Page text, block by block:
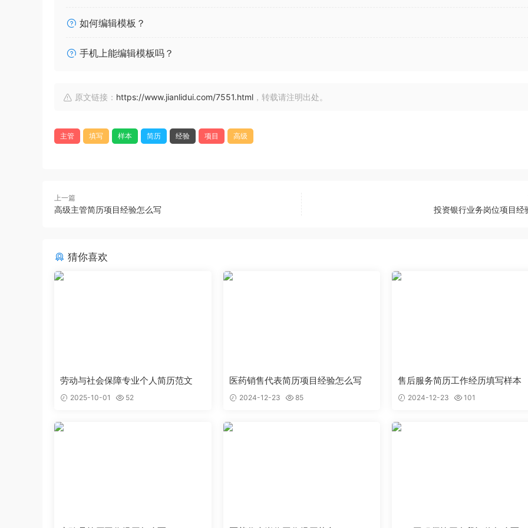
如何编辑模板？
手机上能编辑模板吗？
原文链接： https://www.jianlidui.com/7551.html ，转载请注明出处。
主管 填写 样本 简历 经验 项目 高级
上一篇
高级主管简历项目经验怎么写 投资银行业务岗位项目经
猜你喜欢
劳动与社会保障专业个人简历范文
2025-10-01 52
医药销售代表简历项目经验怎么写
2024-12-23 85
售后服务简历工作经历填写样本
2024-12-23 101